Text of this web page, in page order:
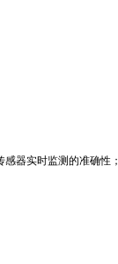
器实时监测的准确性；